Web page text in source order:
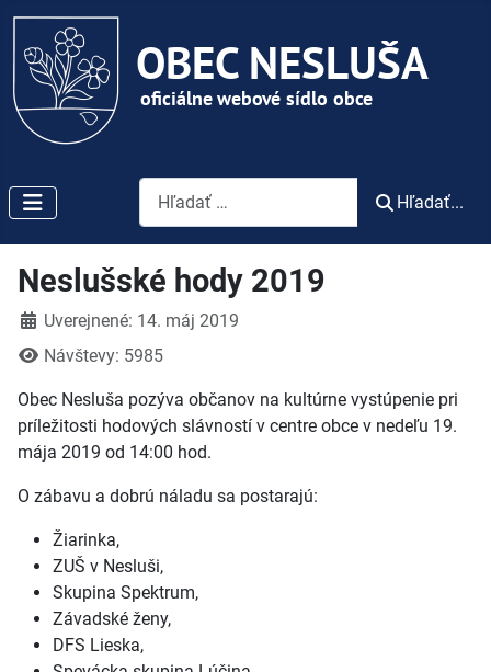
Vyhľadávanie
Hľadať...
Neslušské hody 2019
DetailyUverejnené: 14. máj 2019
Návštevy: 5985
Obec Nesluša pozýva občanov na kultúrne vystúpenie pri
príležitosti hodových slávností v centre obce v nedeľu 19.
mája 2019 od 14:00 hod.
O zábavu a dobrú náladu sa postarajú:
Žiarinka,
ZUŠ v Nesluši,
Skupina Spektrum,
Závadské ženy,
DFS Lieska,